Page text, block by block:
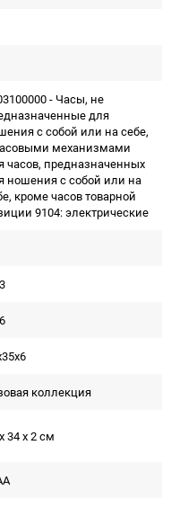
- Часы, не
для
с собой или на себе,
механизмами
часов, предназначенных
ношения с собой или на
кроме часов товарной
9104: электрические
коллекция
34 x 2 см